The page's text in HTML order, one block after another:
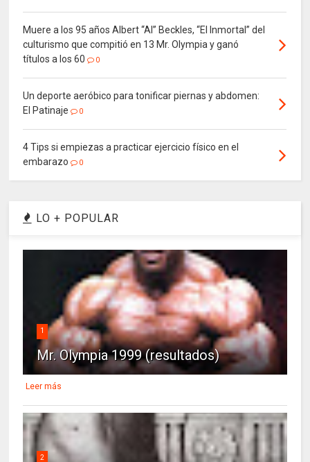
Muere a los 95 años Albert “Al” Beckles, “El Inmortal” del
culturismo que compitió en 13 Mr. Olympia y ganó
títulos a los 60
0
Un deporte aeróbico para tonificar piernas y abdomen:
El Patinaje
0
4 Tips si empiezas a practicar ejercicio físico en el
embarazo
0
LO + POPULAR
1
Mr. Olympia 1999 (resultados)
Leer más
2